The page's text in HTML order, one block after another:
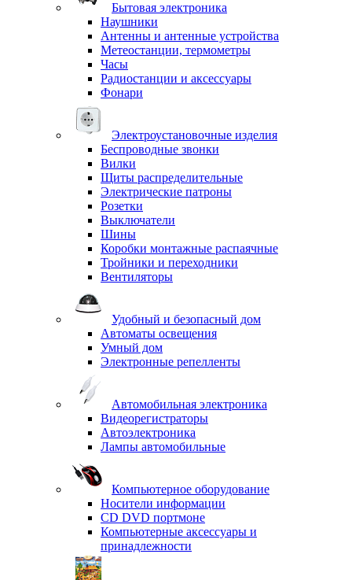
Бытовая электроника
Наушники
Антенны и антенные устройства
Метеостанции, термометры
Часы
Радиостанции и аксессуары
Фонари
Электроустановочные изделия
Беспроводные звонки
Вилки
Щиты распределительные
Электрические патроны
Розетки
Выключатели
Шины
Коробки монтажные распаячные
Тройники и переходники
Вентиляторы
Удобный и безопасный дом
Автоматы освещения
Умный дом
Электронные репелленты
Автомобильная электроника
Видеорегистраторы
Автоэлектроника
Лампы автомобильные
Компьютерное оборудование
Носители информации
CD DVD портмоне
Компьютерные аксессуары и
принадлежности